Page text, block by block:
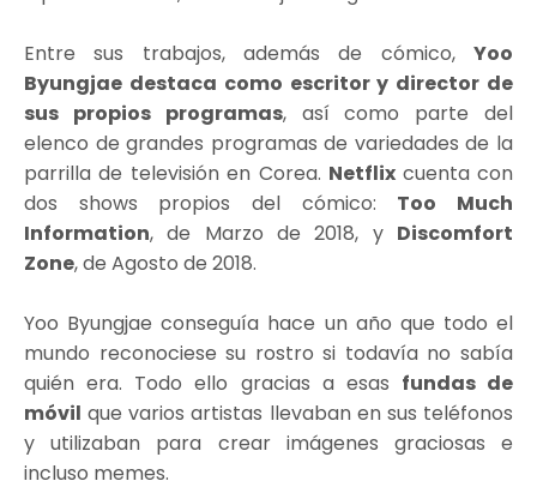
Entre sus trabajos, además de cómico, Yoo
Byungjae destaca como escritor y director de
sus propios programas, así como parte del
elenco de grandes programas de variedades de la
parrilla de televisión en Corea. Netflix cuenta con
dos shows propios del cómico: Too Much
Information, de Marzo de 2018, y Discomfort
Zone, de Agosto de 2018.
Yoo Byungjae conseguía hace un año que todo el
mundo reconociese su rostro si todavía no sabía
quién era. Todo ello gracias a esas fundas de
móvil que varios artistas llevaban en sus teléfonos
y utilizaban para crear imágenes graciosas e
incluso memes.